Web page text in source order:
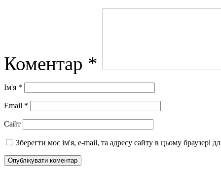
Коментар *
Ім'я *
Email *
Сайт
Зберегти моє ім'я, e-mail, та адресу сайту в цьому браузері